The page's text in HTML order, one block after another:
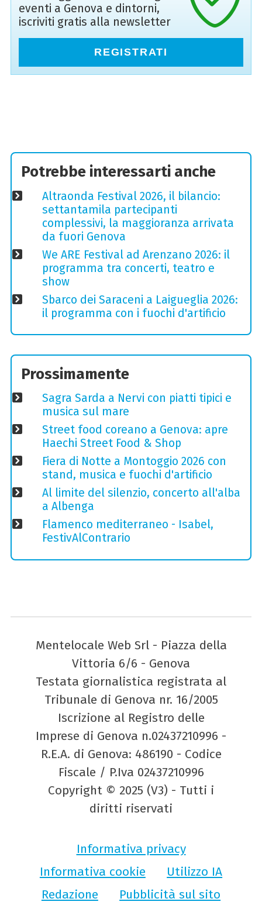
eventi a Genova e dintorni,
iscriviti gratis alla newsletter
REGISTRATI
Potrebbe interessarti anche
Altraonda Festival 2026, il bilancio:
settantamila partecipanti
complessivi, la maggioranza arrivata
da fuori Genova
We ARE Festival ad Arenzano 2026: il
programma tra concerti, teatro e
show
Sbarco dei Saraceni a Laigueglia 2026:
il programma con i fuochi d'artificio
Prossimamente
Sagra Sarda a Nervi con piatti tipici e
musica sul mare
Street food coreano a Genova: apre
Haechi Street Food & Shop
Fiera di Notte a Montoggio 2026 con
stand, musica e fuochi d'artificio
Al limite del silenzio, concerto all'alba
a Albenga
Flamenco mediterraneo - Isabel,
FestivAlContrario
Mentelocale Web Srl - Piazza della
Vittoria 6/6 - Genova
Testata giornalistica registrata al
Tribunale di Genova nr. 16/2005
Iscrizione al Registro delle
Imprese di Genova n.02437210996 -
R.E.A. di Genova: 486190 - Codice
Fiscale / P.Iva 02437210996
Copyright © 2025 (V3) - Tutti i
diritti riservati
Informativa privacy
Informativa cookie
Utilizzo IA
Redazione
Pubblicità sul sito